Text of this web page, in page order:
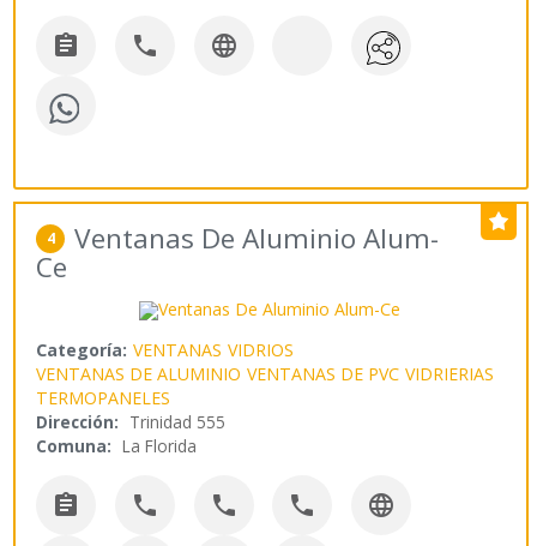
  
4 Ventanas De Aluminio Alum-
Ce
Categoría: VENTANAS VIDRIOS
VENTANAS DE ALUMINIO VENTANAS DE PVC VIDRIERIAS
TERMOPANELES
Dirección: Trinidad 555
Comuna: La Florida
    